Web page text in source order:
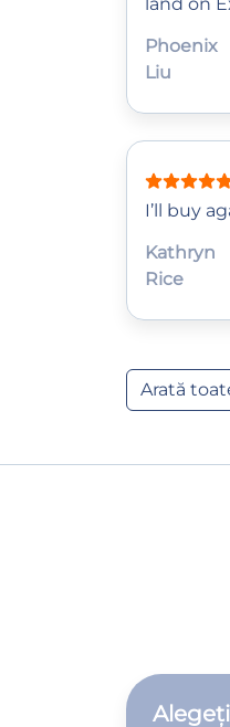
Phoenix
Liu
I’ll buy
Kathryn
Rice
Arată